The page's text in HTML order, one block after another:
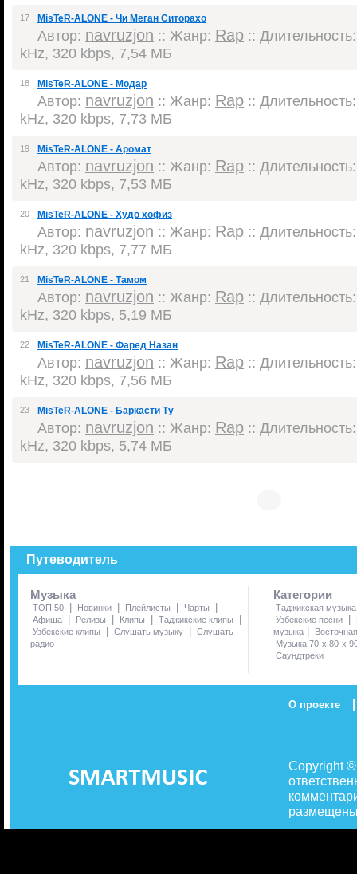
17 MisTeR-ALONE - Чи Меган Ситорахо
Автор: navruzjon :: Жанр: Rap ::
kHz, 320 kbps, 7,54 МБ
18 MisTeR-ALONE - Модар
Автор: navruzjon :: Жанр: Rap ::
kHz, 320 kbps, 7,73 МБ
19 MisTeR-ALONE - Аромат
Автор: navruzjon :: Жанр: Rap ::
kHz, 320 kbps, 7,53 МБ
20 MisTeR-ALONE - Худо хофиз
Автор: navruzjon :: Жанр: Rap ::
kHz, 320 kbps, 7,77 МБ
21 MisTeR-ALONE - Тамом
Автор: navruzjon :: Жанр: Rap ::
kHz, 320 kbps, 5,19 МБ
22 MisTeR-ALONE - Фаред Назан
Автор: navruzjon :: Жанр: Rap ::
kHz, 320 kbps, 7,56 МБ
23 MisTeR-ALONE - Баркасти Ту
Автор: navruzjon :: Жанр: Rap ::
kHz, 320 kbps, 5,74 МБ
Путеводитель
Музыка
ТОП 50 Новинки Плейлисты Чарты
Афиша Релизы Клипы Таджикские клипы
Узбекские клипы Слушать музыку
Слушать
радио
Категории
Таджикская музыка
Узбекские песни
музыка
Музыка 70-х 80-х
Саундтреки
О проекте |
Copyright
размещены